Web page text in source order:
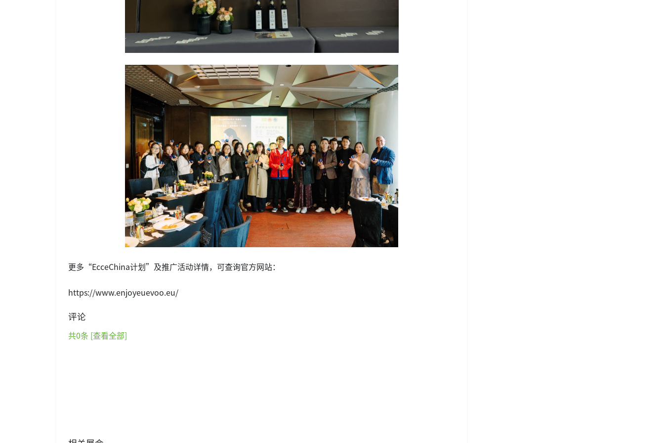
更多“EcceChina计划”及推广活动详情，可查询官方网站：
https://www.enjoyeuevoo.eu/
评论
共0条 [查看全部]